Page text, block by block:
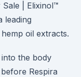
Sale | Elixinol™
leading
oil extracts.
the body
Respira